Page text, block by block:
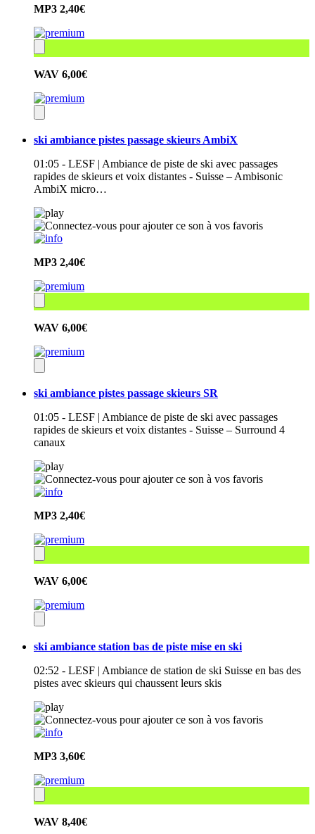
MP3 2,40€
WAV 6,00€
ski ambiance pistes passage skieurs AmbiX
01:05 - LESF | Ambiance de piste de ski avec passages
rapides de skieurs et voix distantes - Suisse – Ambisonic
AmbiX micro…
MP3 2,40€
WAV 6,00€
ski ambiance pistes passage skieurs SR
01:05 - LESF | Ambiance de piste de ski avec passages
rapides de skieurs et voix distantes - Suisse – Surround 4
canaux
MP3 2,40€
WAV 6,00€
ski ambiance station bas de piste mise en ski
02:52 - LESF | Ambiance de station de ski Suisse en bas des
pistes avec skieurs qui chaussent leurs skis
MP3 3,60€
WAV 8,40€